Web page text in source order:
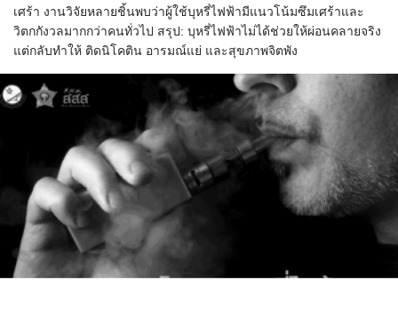
เศร้า งานวิจัยหลายชิ้นพบว่าผู้ใช้บุหรี่ไฟฟ้ามีแนวโน้มซึมเศร้าและ
วิตกกังวลมากกว่าคนทั่วไป สรุป: บุหรี่ไฟฟ้าไม่ได้ช่วยให้ผ่อนคลายจริง
แต่กลับทำให้ ติดนิโคติน อารมณ์แย่ และสุขภาพจิตพัง